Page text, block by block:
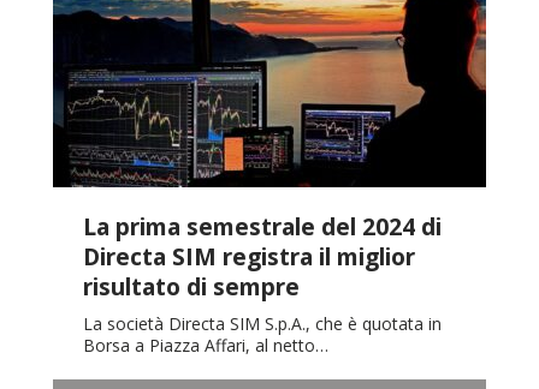
La prima semestrale del 2024 di
Directa SIM registra il miglior
risultato di sempre
La società Directa SIM S.p.A., che è quotata in
Borsa a Piazza Affari, al netto…